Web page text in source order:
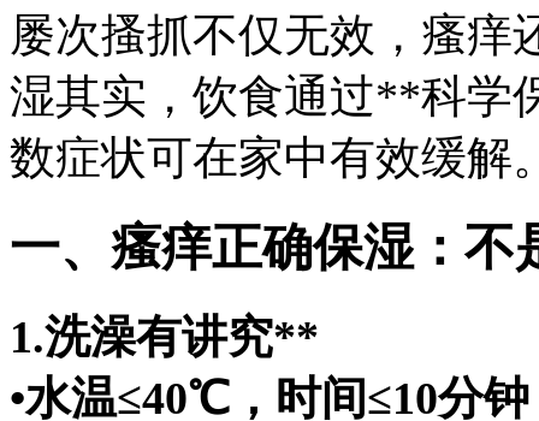
屡次搔抓不仅无效，瘙痒
湿其实，饮食通过**科学
数症状可在家中有效缓解
一、瘙痒正确保湿：不
1.洗澡有讲究**
•水温≤40℃，时间≤10分